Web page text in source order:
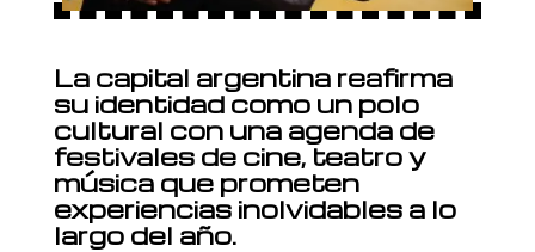
La capital argentina reafirma
su identidad como un polo
cultural con una agenda de
festivales de cine, teatro y
música que prometen
experiencias inolvidables a lo
largo del año.